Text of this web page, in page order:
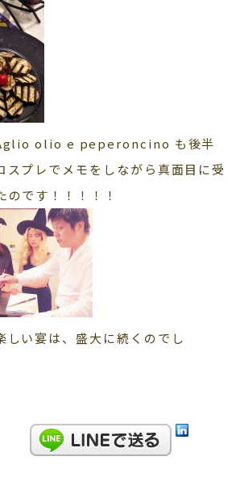
olio e peperoncino も後半
スプレでメモをしながら真面目に受
のです！！！！！
しい宴は、盛大に続くのでし